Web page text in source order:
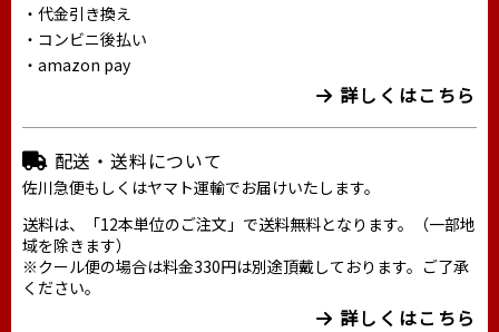
・代金引き換え
・コンビニ後払い
・amazon pay
詳しくはこちら
配送・送料について
佐川急便もしくはヤマト運輸でお届けいたします。
送料は、「12本単位のご注文」で送料無料となります。（一部地
域を除きます）
※クール便の場合は料金330円は別途頂戴しております。ご了承
ください。
詳しくはこちら